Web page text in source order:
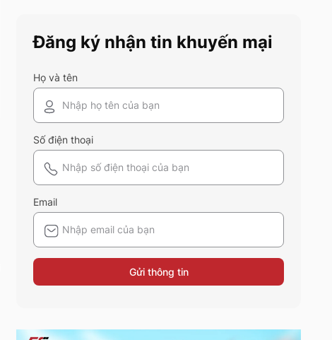
xem có gì mới mẻ để bạn sắm
sửa và diện ngay trong mùa hè
Đăng ký nhận tin khuyến mại
Họ và tên
Số điện thoại
Email
Gửi thông tin